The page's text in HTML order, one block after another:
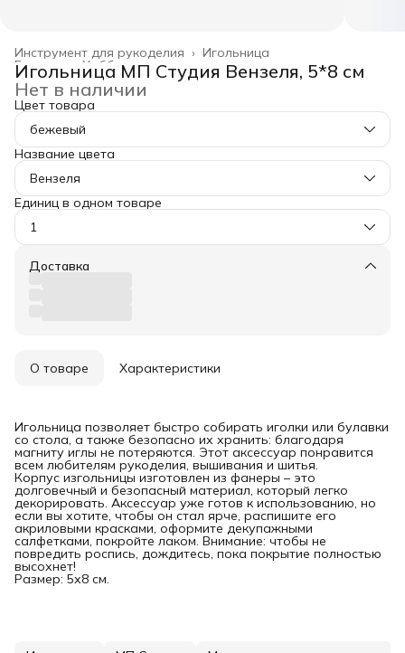
Игольница
Инструмент для рукоделия ›
Хобби и творчество ›
Главная ›
Игольница МП Студия Вензеля, 5*8 см
Нет в наличии
Цвет товара
бежевый
Название цвета
Вензеля
Единиц в одном товаре
1
Доставка
О товаре Характеристики
Игольница позволяет быстро собирать иголки или булавки
со стола, а также безопасно их хранить: благодаря
магниту иглы не потеряются. Этот аксессуар понравится
всем любителям рукоделия, вышивания и шитья.
Корпус изгольницы изготовлен из фанеры – это
долговечный и безопасный материал, который легко
декорировать. Аксессуар уже готов к использованию, но
если вы хотите, чтобы он стал ярче, распишите его
акриловыми красками, оформите декупажными
салфетками, покройте лаком. Внимание: чтобы не
повредить роспись, дождитесь, пока покрытие полностью
высохнет!
Размер: 5х8 см.